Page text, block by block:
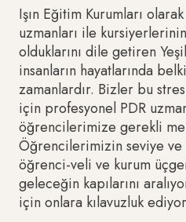
Işın Eğitim Kurumları
uzmanları ile
olduklarını dile getiren
insanların hayatlarında
zamanlardır. Bizler bu
için profesyonel PDR
öğrencilerimize gerekli
Öğrencilerimizin seviye
öğrenci-veli ve kurum
geleceğin kapılarını
için onlara kılavuzluk